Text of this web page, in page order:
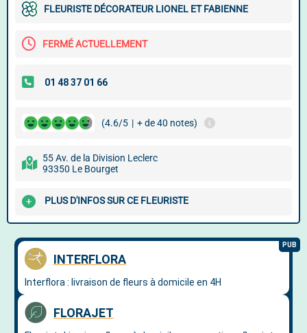
FLEURISTE DÉCORATEUR LIONEL ET FABIENNE
FERMÉ ACTUELLEMENT
(4.6/5 | + de 40 notes)
55 Av. de la Division Leclerc
93350 Le Bourget
PLUS D'INFOS SUR CE FLEURISTE